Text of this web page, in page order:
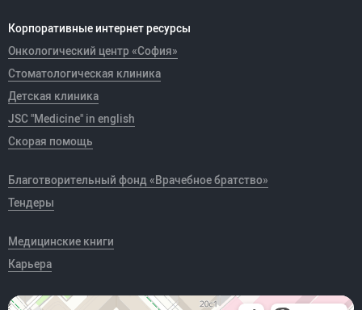
Корпоративные интернет ресурсы
Онкологический центр «София»
Стоматологическая клиника
Детская клиника
JSC "Medicine" in english
Скорая помощь
Благотворительный фонд «Врачебное братство»
Тендеры
Медицинские книги
Карьера